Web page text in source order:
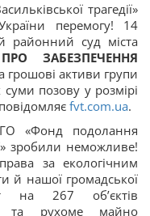
трагедії»
перемогу! 14
районний суд міста
ЗАБЕЗПЕЧЕННЯ
грошові активи групи
позову у розмірі
fvt.com.ua.
«Фонд подолання
зробили неможливе!
за екологічним
й нашої громадської
на 267 об’єктів
та рухоме майно